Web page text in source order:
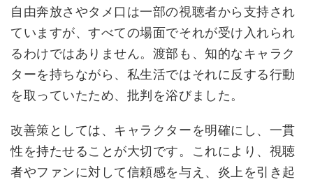
自由奔放さやタメ口は一部の視聴者から支持され
ていますが、すべての場面でそれが受け入れられ
るわけではありません。渡部も、知的なキャラク
ターを持ちながら、私生活ではそれに反する行動
を取っていたため、批判を浴びました。
改善策としては、キャラクターを明確にし、一貫
性を持たせることが大切です。これにより、視聴
者やファンに対して信頼感を与え、炎上を引き起